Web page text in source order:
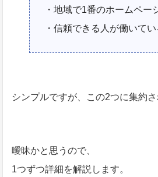
・地域で1番のホームペー
・信頼できる人が働いてい
シンプルですが、この2つに集約さ
曖昧かと思うので、
1つずつ詳細を解説します。